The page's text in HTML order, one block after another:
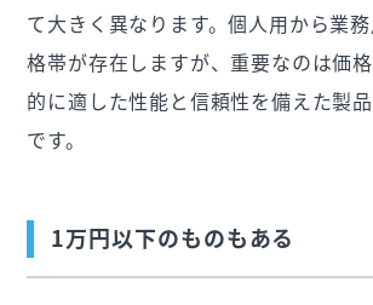
て大きく異なります。個人用から業
格帯が存在しますが、重要なのは価
的に適した性能と信頼性を備えた製
です。
1万円以下のものもある